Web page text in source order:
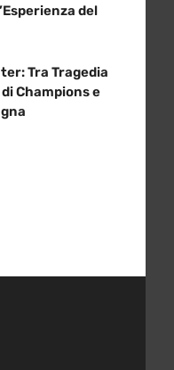
del
Tra Tragedia
Champions e